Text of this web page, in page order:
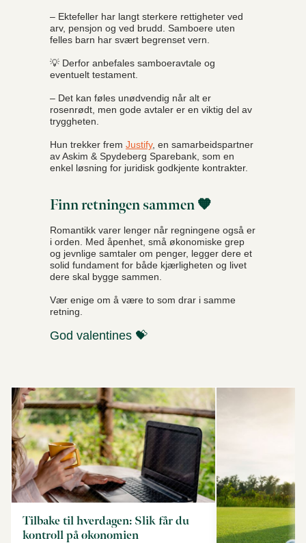
– Ektefeller har langt sterkere rettigheter ved
arv, pensjon og ved brudd. Samboere uten
felles barn har svært begrenset vern.
💡 Derfor anbefales samboeravtale og
eventuelt testament.
– Det kan føles unødvendig når alt er
rosenrødt, men gode avtaler er en viktig del av
tryggheten.
Hun trekker frem Justify, en samarbeidspartner
av Askim & Spydeberg Sparebank, som en
enkel løsning for juridisk godkjente kontrakter.
Finn retningen sammen 🧡
Romantikk varer lenger når regningene også er
i orden. Med åpenhet, små økonomiske grep
og jevnlige samtaler om penger, legger dere et
solid fundament for både kjærligheten og livet
dere skal bygge sammen.
Vær enige om å være to som drar i samme
retning.
God valentines 💝
Tilbake til hverdagen: Slik får du
kontroll på økonomien